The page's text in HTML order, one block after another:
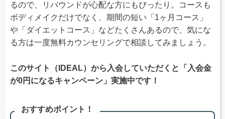
るので、リバウンドが心配な方にもぴったり。コースも
ボディメイクだけでなく、期間の短い「1ヶ月コース」
や「ダイエットコース」などたくさんあるので、気にな
る方は一度無料カウンセリングで相談してみましょう。
このサイト（IDEAL）から入会していただくと「入会金
が0円になるキャンペーン」実施中です！
おすすめポイント！